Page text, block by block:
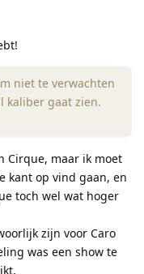
niet te verwachten
kaliber gaat zien.
Cirque, maar ik moet
kant op vind gaan, en
toch wel wat hoger
zijn voor Caro
was een show te